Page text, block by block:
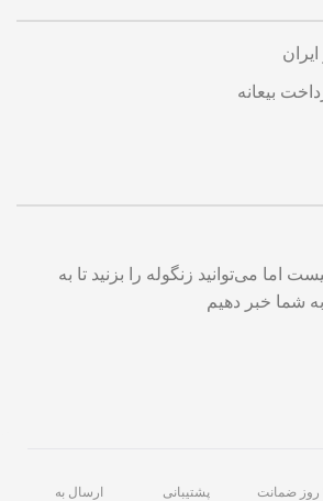
بیعانه
اما می‌توانید زنگوله را بزنید تا به
شما خبر دهیم
پشتیبانی
ارسال به